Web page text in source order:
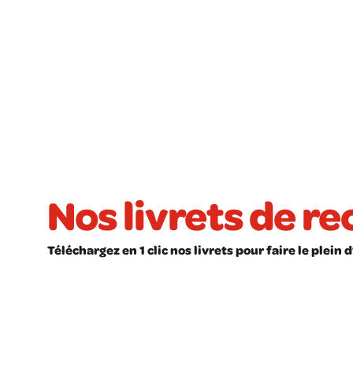
Nos livrets de
Téléchargez en 1 clic nos livrets pour faire le plein